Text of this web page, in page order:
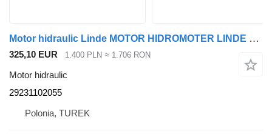
Motor hidraulic Linde MOTOR HIDROMOTER LINDE 29231102055 pentru încărcător sau măturător pentru maşina de măturat stradă
325,10 EUR 1.400 PLN ≈ 1.706 RON
Motor hidraulic
29231102055
Polonia, TUREK